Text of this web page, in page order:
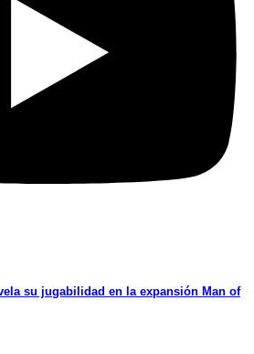
su jugabilidad en la expansión Man of